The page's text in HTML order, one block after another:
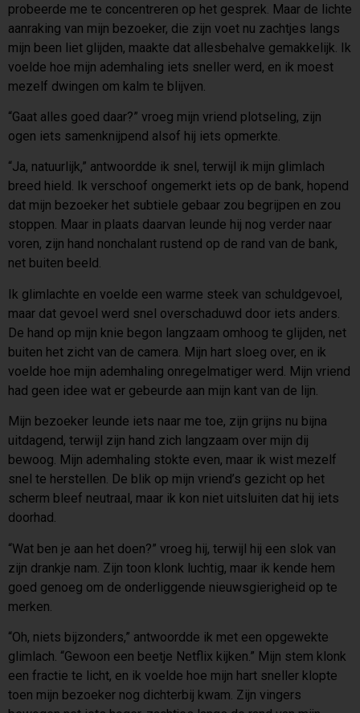
probeerde me te concentreren op het gesprek. Maar de lichte
aanraking van mijn bezoeker, die zijn voet nu zachtjes langs
mijn been liet glijden, maakte dat allesbehalve gemakkelijk. Ik
voelde hoe mijn ademhaling iets sneller werd, en ik moest
mezelf dwingen om kalm te blijven.
“Gaat alles goed daar?” vroeg mijn vriend plotseling, zijn
ogen iets samenknijpend alsof hij iets opmerkte.
“Ja, natuurlijk,” antwoordde ik snel, terwijl ik mijn glimlach
breed hield. Ik verschoof ongemerkt iets op de bank, hopend
dat mijn bezoeker het subtiele gebaar zou begrijpen en zou
stoppen. Maar in plaats daarvan leunde hij nog verder naar
voren, zijn hand nonchalant rustend op de rand van de bank,
net buiten beeld.
Ik glimlachte en voelde een warme steek van schuldgevoel,
maar dat gevoel werd snel overschaduwd door iets anders.
De hand op mijn knie begon langzaam omhoog te glijden, net
buiten het zicht van de camera. Mijn hart sloeg over, en ik
voelde hoe mijn ademhaling onregelmatiger werd. Mijn vriend
had geen idee wat er gebeurde aan mijn kant van de lijn.
Mijn bezoeker leunde iets naar me toe, zijn grijns nu bijna
uitdagend, terwijl zijn hand zich langzaam over mijn dij
bewoog. Mijn ademhaling stokte even, maar ik wist mezelf
snel te herstellen. De blik op mijn vriend’s gezicht op het
scherm bleef neutraal, maar ik kon niet uitsluiten dat hij iets
doorhad.
“Wat ben je aan het doen?” vroeg hij, terwijl hij een slok van
zijn drankje nam. Zijn toon klonk luchtig, maar ik kende hem
goed genoeg om de onderliggende nieuwsgierigheid op te
merken.
“Oh, niets bijzonders,” antwoordde ik met een opgewekte
glimlach. “Gewoon een beetje Netflix kijken.” Mijn stem klonk
een fractie te licht, en ik voelde hoe mijn hart sneller klopte
toen mijn bezoeker nog dichterbij kwam. Zijn vingers